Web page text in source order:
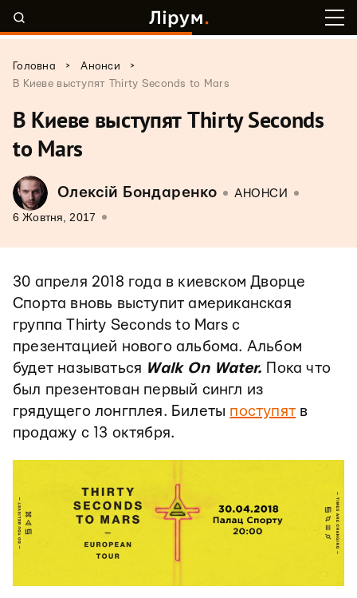
Головна > Анонси
>
В Киеве выступят Thirty Seconds to Mars
В Киеве выступят Thirty Seconds
to Mars
Олексій Бондаренко АНОНСИ
6 Жовтня, 2017
30 апреля 2018 года в киевском Дворце
Спорта вновь выступит американская
группа Thirty Seconds to Mars с
презентацией нового альбома. Альбом
будет называться Walk On Water. Пока что
был презентован первый сингл из
грядущего лонгплея. Билеты поступят в
продажу с 13 октября.